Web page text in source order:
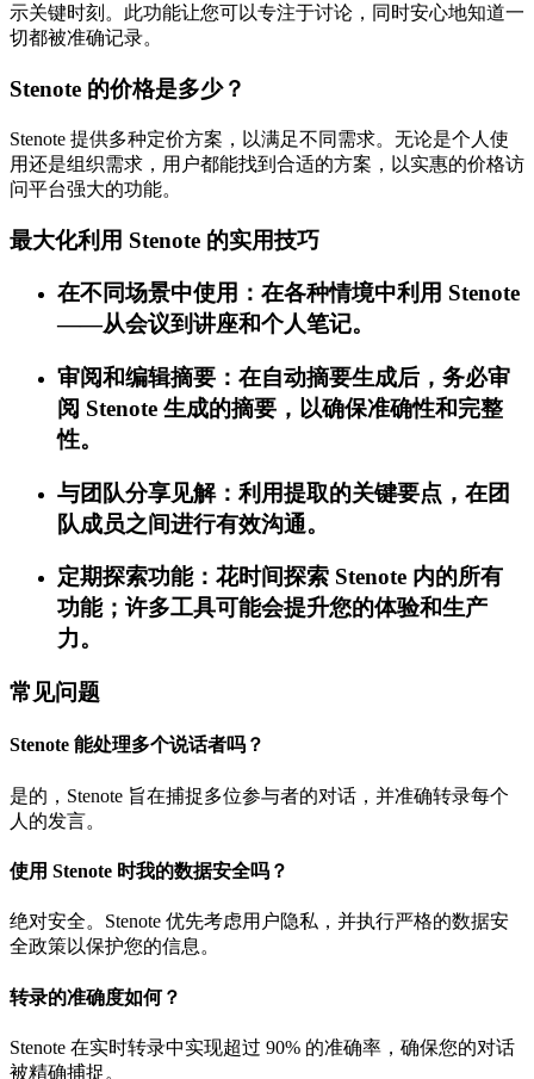
示关键时刻。此功能让您可以专注于讨论，同时安心地知道一
切都被准确记录。
Stenote 的价格是多少？
Stenote 提供多种定价方案，以满足不同需求。无论是个人使
用还是组织需求，用户都能找到合适的方案，以实惠的价格访
问平台强大的功能。
最大化利用 Stenote 的实用技巧
在不同场景中使用：在各种情境中利用 Stenote
——从会议到讲座和个人笔记。
审阅和编辑摘要：在自动摘要生成后，务必审
阅 Stenote 生成的摘要，以确保准确性和完整
性。
与团队分享见解：利用提取的关键要点，在团
队成员之间进行有效沟通。
定期探索功能：花时间探索 Stenote 内的所有
功能；许多工具可能会提升您的体验和生产
力。
常见问题
Stenote 能处理多个说话者吗？
是的，Stenote 旨在捕捉多位参与者的对话，并准确转录每个
人的发言。
使用 Stenote 时我的数据安全吗？
绝对安全。Stenote 优先考虑用户隐私，并执行严格的数据安
全政策以保护您的信息。
转录的准确度如何？
Stenote 在实时转录中实现超过 90% 的准确率，确保您的对话
被精确捕捉。